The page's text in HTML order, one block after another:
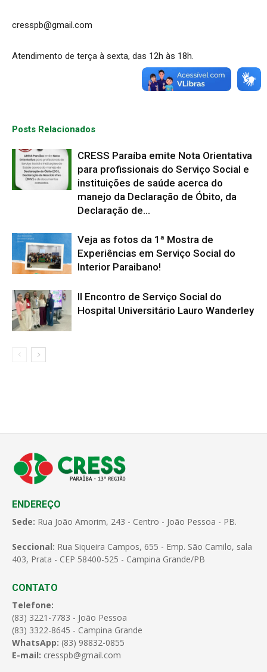
cresspb@gmail.com
Atendimento de terça à sexta, das 12h às 18h.
Posts Relacionados
CRESS Paraíba emite Nota Orientativa
para profissionais do Serviço Social e
instituições de saúde acerca do
manejo da Declaração de Óbito, da
Declaração de...
Veja as fotos da 1ª Mostra de
Experiências em Serviço Social do
Interior Paraibano!
II Encontro de Serviço Social do
Hospital Universitário Lauro Wanderley
ENDEREÇO
Sede: Rua João Amorim, 243 - Centro - João Pessoa - PB.
Seccional: Rua Siqueira Campos, 655 - Emp. São Camilo, sala
403, Prata - CEP 58400-525 - Campina Grande/PB
CONTATO
Telefone:
(83) 3221-7783 - João Pessoa
(83) 3322-8645 - Campina Grande
WhatsApp: (83) 98832-0855
E-mail: cresspb@gmail.com